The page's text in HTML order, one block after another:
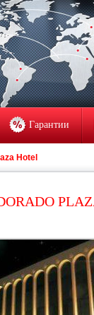
Гарантии
Hotel